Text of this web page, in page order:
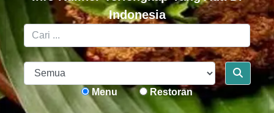
Indonesia
Menu Restoran